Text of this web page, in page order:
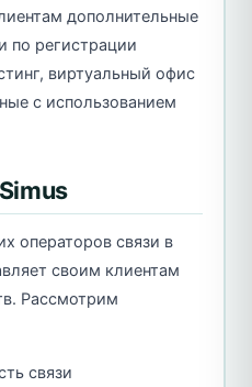
дополнительные
по регистрации
виртуальный офис
с использованием
операторов связи в
своим клиентам
Рассмотрим
связи